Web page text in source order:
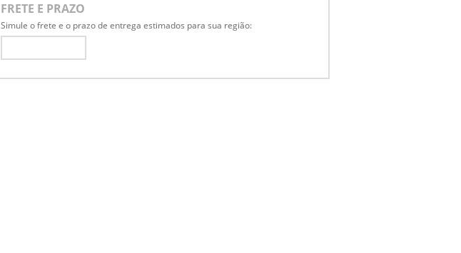
FRETE E PRAZO
Simule o frete e o prazo de entrega estimados para sua região: